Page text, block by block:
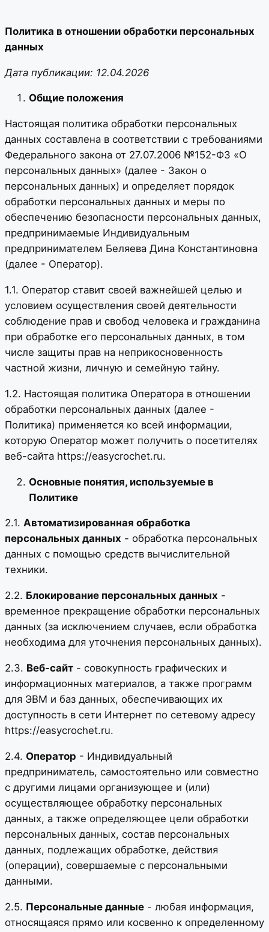
Политика в отношении обработки персональных
данных
Дата публикации: 12.04.2026
Общие положения
Настоящая политика обработки персональных
данных составлена в соответствии с требованиями
Федерального закона от 27.07.2006 №152-ФЗ «О
персональных данных» (далее - Закон о
персональных данных) и определяет порядок
обработки персональных данных и меры по
обеспечению безопасности персональных данных,
предпринимаемые Индивидуальным
предпринимателем Беляева Дина Константиновна
(далее - Оператор).
1.1. Оператор ставит своей важнейшей целью и
условием осуществления своей деятельности
соблюдение прав и свобод человека и гражданина
при обработке его персональных данных, в том
числе защиты прав на неприкосновенность
частной жизни, личную и семейную тайну.
1.2. Настоящая политика Оператора в отношении
обработки персональных данных (далее -
Политика) применяется ко всей информации,
которую Оператор может получить о посетителях
веб-сайта https://easycrochet.ru.
Основные понятия, используемые в
Политике
2.1. Автоматизированная обработка
персональных данных - обработка персональных
данных с помощью средств вычислительной
техники.
2.2. Блокирование персональных данных -
временное прекращение обработки персональных
данных (за исключением случаев, если обработка
необходима для уточнения персональных данных).
2.3. Веб-сайт - совокупность графических и
информационных материалов, а также программ
для ЭВМ и баз данных, обеспечивающих их
доступность в сети Интернет по сетевому адресу
https://easycrochet.ru.
2.4. Оператор - Индивидуальный
предприниматель, самостоятельно или совместно
с другими лицами организующее и (или)
осуществляющее обработку персональных
данных, а также определяющее цели обработки
персональных данных, состав персональных
данных, подлежащих обработке, действия
(операции), совершаемые с персональными
данными.
2.5. Персональные данные - любая информация,
относящаяся прямо или косвенно к определенному